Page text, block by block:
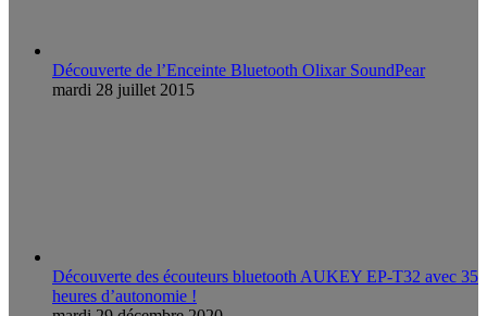
Découverte de l’Enceinte Bluetooth Olixar SoundPear
mardi 28 juillet 2015
Découverte des écouteurs bluetooth AUKEY EP-T32 avec 35
heures d’autonomie !